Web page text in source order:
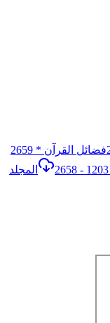
المجلد الثالث: 23الاستذان - 27فضائل القرآن * 2659
المجلد